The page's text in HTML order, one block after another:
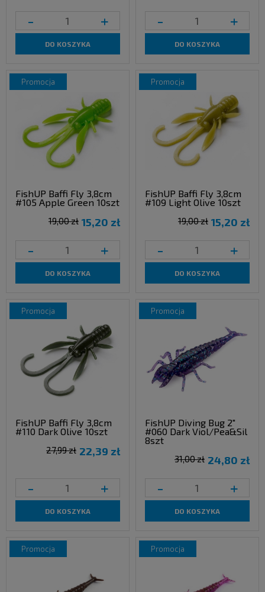
- +
DO KOSZYKA
- +
DO KOSZYKA
FishUP Baffi Fly 3,8cm
#105 Apple Green 10szt
15,20 zł
19,00 zł
- +
DO KOSZYKA
promocja
FishUP Baffi Fly 3,8cm
#109 Light Olive 10szt
15,20 zł
19,00 zł
- +
DO KOSZYKA
promocja
FishUP Baffi Fly 3,8cm
#110 Dark Olive 10szt
22,39 zł
27,99 zł
- +
DO KOSZYKA
promocja
FishUP Diving Bug 2"
#060 Dark Viol/Pea&Sil
8szt
24,80 zł
31,00 zł
- +
DO KOSZYKA
promocja
promocja promocja